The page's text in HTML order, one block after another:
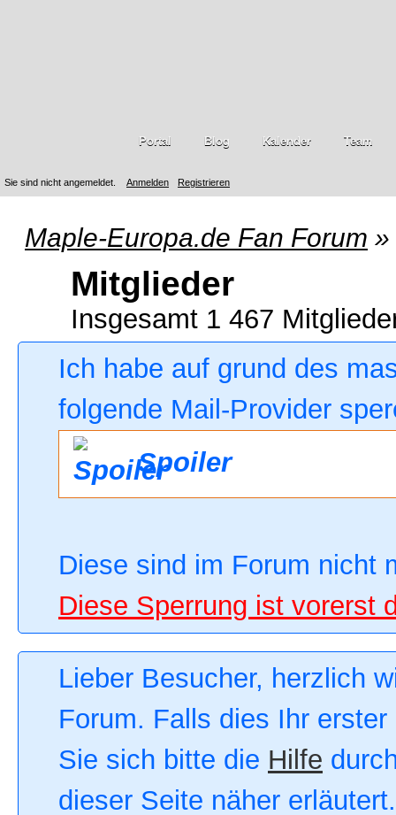
Sie sind nicht angemeldet. Anmelden Registrieren
Portal Blog Kalender Team
Maple-Europa.de Fan Forum »
Mitglieder
Insgesamt 1 467
Ich habe auf grund des
folgende Mail-Provider
Spoiler
Diese sind im Forum nicht
Diese Sperrung ist vorerst
Lieber Besucher, herzlich
Forum. Falls dies Ihr
Sie sich bitte die Hilfe
dieser Seite näher